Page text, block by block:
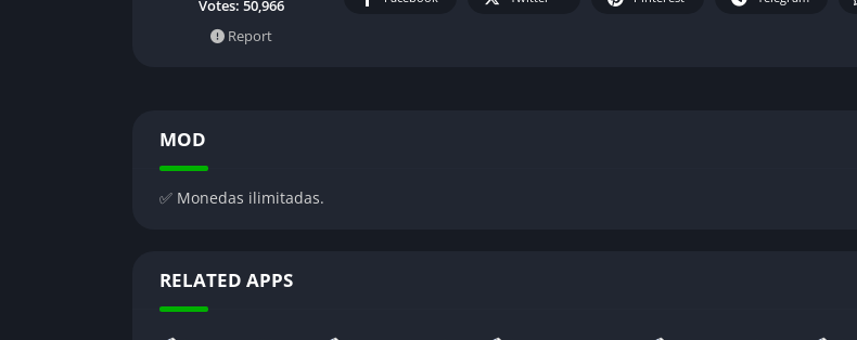
Votes: 50,966
Report
MOD
✅ Monedas ilimitadas.
RELATED APPS